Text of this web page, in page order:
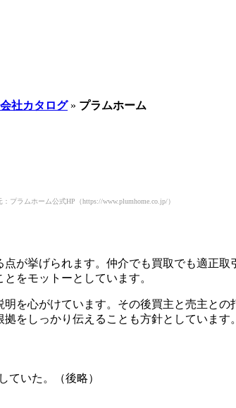
社カタログ» プラムホーム
：プラムホーム公式HP （https://www.plumhome.co.jp/）
が挙げられます。仲介でも買取でも適正
をモットーとしています。
を心がけています。その後買主と売主と
をしっかり伝えることも方針としています。
ていた。（後略）